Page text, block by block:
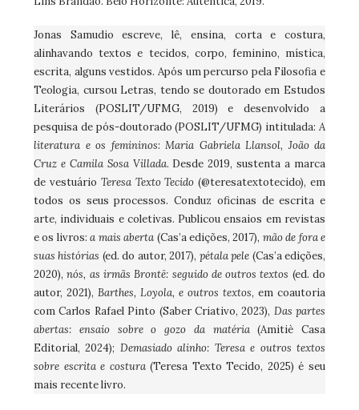
Jonas Samudio escreve, lê, ensina, corta e costura,
alinhavando textos e tecidos, corpo, feminino, mística,
escrita, alguns vestidos. Após um percurso pela Filosofia e
Teologia, cursou Letras, tendo se doutorado em Estudos
Literários (POSLIT/UFMG, 2019) e desenvolvido a
pesquisa de pós-doutorado (POSLIT/UFMG) intitulada: A
literatura e os femininos: Maria Gabriela Llansol, João da
Cruz e Camila Sosa Villada. Desde 2019, sustenta a marca
de vestuário Teresa Texto Tecido (@teresatextotecido), em
todos os seus processos. Conduz oficinas de escrita e
arte, individuais e coletivas. Publicou ensaios em revistas
e os livros:a mais aberta (Cas’a edições, 2017), mão de fora e
suas histórias (ed. do autor, 2017), pétala pele (Cas’a edições,
2020),nós, as irmãs Brontë: seguido de outros textos (ed. do
autor, 2021), Barthes, Loyola, e outros textos, em coautoria
com Carlos Rafael Pinto (Saber Criativo, 2023), Das partes
abertas: ensaio sobre o gozo da matéria(Amitiè Casa
Editorial, 2024); Demasiado alinho: Teresa e outros textos
sobre escrita e costura(Teresa Texto Tecido, 2025) é seu
mais recente livro.